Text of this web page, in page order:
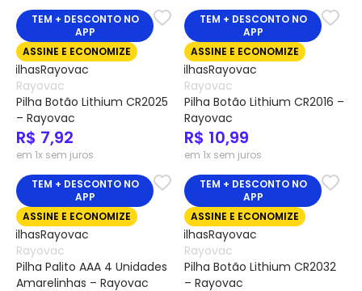
TEM + DESCONTO NO
APP
ASSINE E ECONOMIZE
Rayovac
Pilha Botão Lithium CR2025
– Rayovac
R$ 7,92
em 1x sem juros
TEM + DESCONTO NO
APP
ASSINE E ECONOMIZE
Rayovac
Pilha Botão Lithium CR2016 –
Rayovac
R$ 10,99
em 1x sem juros
TEM + DESCONTO NO
APP
ASSINE E ECONOMIZE
Rayovac
Pilha Palito AAA 4 Unidades
Amarelinhas – Rayovac
TEM + DESCONTO NO
APP
ASSINE E ECONOMIZE
Rayovac
Pilha Botão Lithium CR2032
– Rayovac